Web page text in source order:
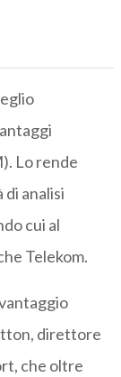
Lo rende
analisi
cui al
Telekom.
direttore
che oltre